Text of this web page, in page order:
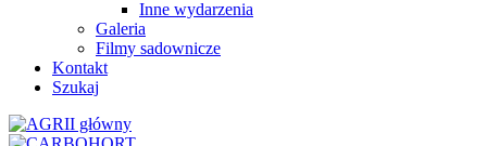
Inne wydarzenia
Galeria
Filmy sadownicze
Kontakt
Szukaj